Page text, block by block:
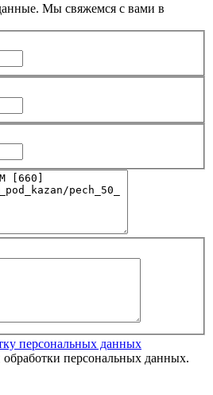
Мы свяжемся с вами в
персональных данных
обработки персональных данных.